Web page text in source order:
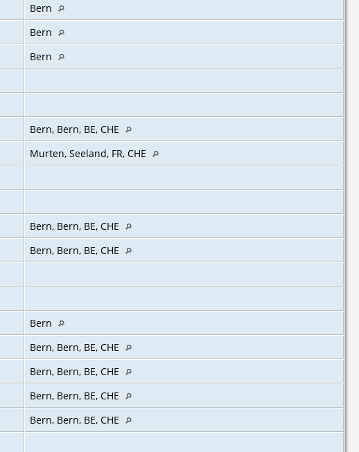
Bern
Bern
Bern
Bern, Bern, BE, CHE
Murten, Seeland, FR, CHE
Bern, Bern, BE, CHE‎
Bern, Bern, BE, CHE‎
Bern
Bern, Bern, BE, CHE
Bern, Bern, BE, CHE‎
Bern, Bern, BE, CHE‎
Bern, Bern, BE, CHE‎